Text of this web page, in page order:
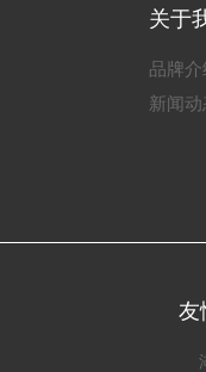
关于
品牌介
新闻动
友